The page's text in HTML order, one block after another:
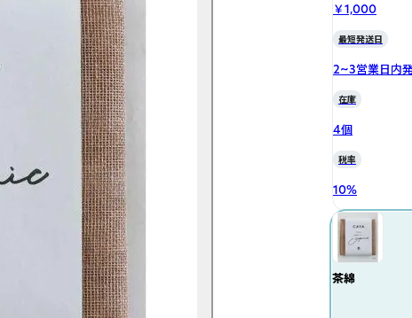
￥1,000
最短発送日
2~3営業日内
在庫
4個
税率
10%
茶綿